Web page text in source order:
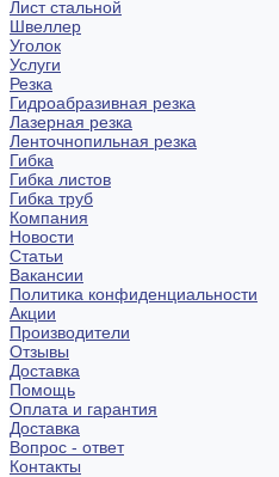
Лист стальной
Швеллер
Уголок
Услуги
Резка
Гидроабразивная резка
Лазерная резка
Ленточнопильная резка
Гибка
Гибка листов
Гибка труб
Компания
Новости
Статьи
Вакансии
Политика конфиденциальности
Акции
Производители
Отзывы
Доставка
Помощь
Оплата и гарантия
Доставка
Вопрос - ответ
Контакты